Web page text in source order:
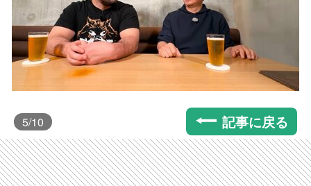
5/10 記事に戻る